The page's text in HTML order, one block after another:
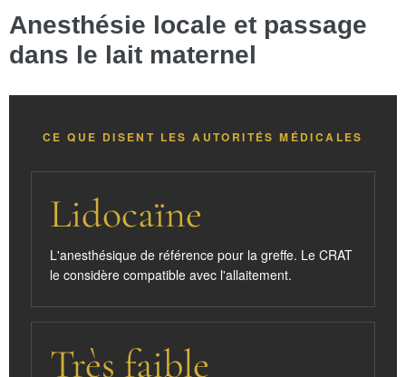
Anesthésie locale et passage
dans le lait maternel
CE QUE DISENT LES AUTORITÉS MÉDICALES
Lidocaïne
L'anesthésique de référence pour la greffe. Le CRAT
le considère compatible avec l'allaitement.
Très faible